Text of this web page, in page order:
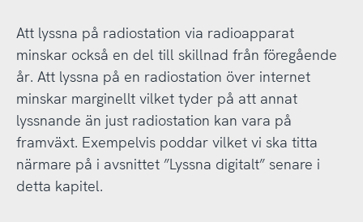
Att lyssna på radiostation via radioapparat
minskar också en del till skillnad från föregående
år. Att lyssna på en radiostation över internet
minskar marginellt vilket tyder på att annat
lyssnande än just radiostation kan vara på
framväxt. Exempelvis poddar vilket vi ska titta
närmare på i avsnittet ”Lyssna digitalt” senare i
detta kapitel.